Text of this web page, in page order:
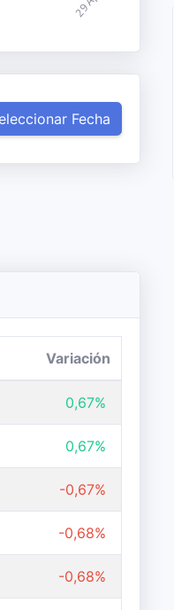
Fecha
Variación
0,67%
0,67%
-0,67%
-0,68%
-0,68%